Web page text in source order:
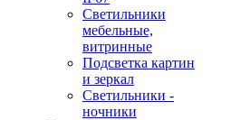
Светильники
мебельные,
витринные
Подсветка картин
и зеркал
Светильники -
ночники